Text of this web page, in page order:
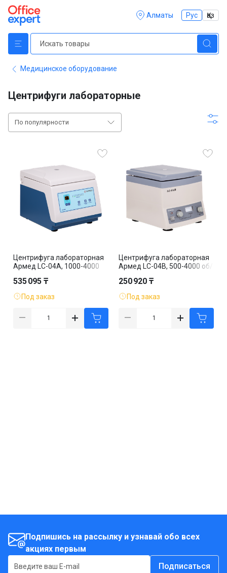
Алматы Рус Қаз
Медицинское оборудование
Центрифуги лабораторные
По популярности
Центрифуга лабораторная
Армед LC-04A, 1000-4000
535 095 ₸
Под заказ
Центрифуга лабораторная
Армед LC-04B, 500-4000 об/
250 920 ₸
Под заказ
Подпишись на рассылку и узнавай обо всех
акциях первым
Подписаться